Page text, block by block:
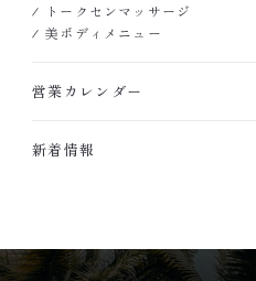
トークセンマッサージ
美ボディメニュー
営業カレンダー
新着情報